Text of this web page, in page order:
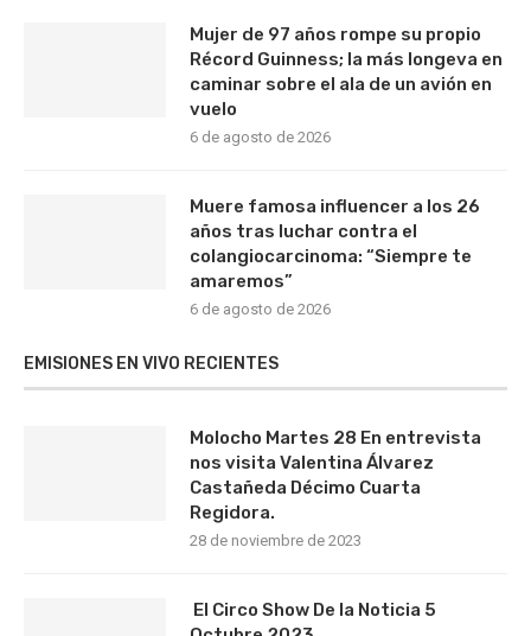
Mujer de 97 años rompe su propio
Récord Guinness; la más longeva en
caminar sobre el ala de un avión en
vuelo
6 de agosto de 2026
Muere famosa influencer a los 26
años tras luchar contra el
colangiocarcinoma: “Siempre te
amaremos”
6 de agosto de 2026
EMISIONES EN VIVO RECIENTES
Molocho Martes 28 En entrevista
nos visita Valentina Álvarez
Castañeda Décimo Cuarta
Regidora.
28 de noviembre de 2023
El Circo Show De la Noticia 5